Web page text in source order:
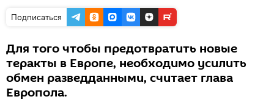
Подписаться
Для того чтобы предотвратить новые
теракты в Европе, необходимо усилить
обмен разведданными, считает глава
Европола.